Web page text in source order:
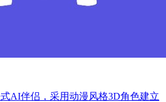
AI伴侣，采用动漫风格3D角色建立